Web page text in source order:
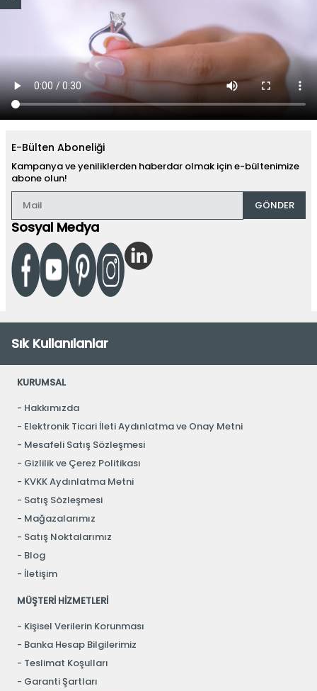
E-Bülten Aboneliği
Kampanya ve yeniliklerden haberdar olmak için e-bültenimize
abone olun!
GÖNDER
Sosyal Medya
Sık Kullanılanlar
KURUMSAL
Hakkımızda
Elektronik Ticari İleti Aydınlatma ve Onay Metni
Mesafeli Satış Sözleşmesi
Gizlilik ve Çerez Politikası
KVKK Aydınlatma Metni
Satış Sözleşmesi
Mağazalarımız
Satış Noktalarımız
Blog
İletişim
MÜŞTERİ HİZMETLERİ
Kişisel Verilerin Korunması
Banka Hesap Bilgilerimiz
Teslimat Koşulları
Garanti Şartları